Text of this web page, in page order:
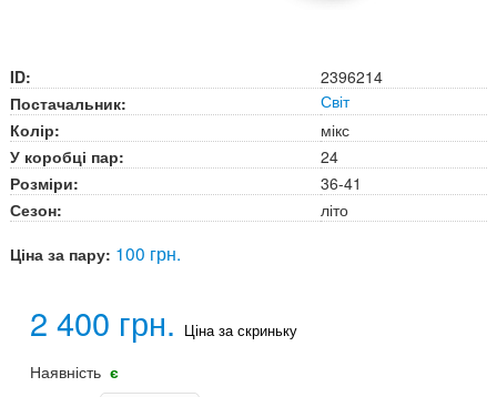
ID:
2396214
Постачальник:
Світ
Колір:
мікс
У коробці пар:
24
Розміри:
36-41
Сезон:
літо
Ціна за пару: 100 грн.
2 400 грн. Ціна за скриньку
Наявність є